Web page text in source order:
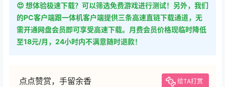
😍 想体验极速下载？可以筛选免费游戏进行测试！另外，我们
的PC客户端跟一体机客户端提供三条高速直链下载通道，无
需开通网盘会员即可享受高速下载。月费会员价格现临时降低
至18元/月，24小时内不满意随时退款！
点点赞赏，手留余香 给TA打赏